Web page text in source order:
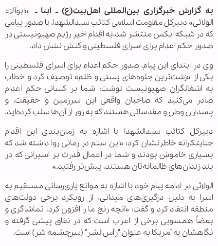
به گزارش خبرگزاری بین‌المللی اهل‌بیت(ع) ـ ابنا ـ«ابوآلاء
الولائی» دبیرکل مقاومت اسلامی کتائب سیدالشهدا، با صدور پیامی
که در شبکه ایکس منتشر شد،به اقدام اخیر رژیم صهیونیستی در
صدور حکم اعدام برای اسرای فلسطینی واکنش نشان داد.
وی در ابتدای این پیام، صدور حکم اعدام برای اسرای فلسطینی را
یکی از «زشت‌ترین جلوه‌های پستی و ظلم» توصیف کرد و خطاب
به اشغالگران صهیونیست نوشت: شما بر کسانی حکم اعدام
صادر می‌کنید که صاحبان واقعی این سرزمین و حقیقت، و
پاسداران وطن و مقدساتی هستند که به زور از آن‌ها سلب کرده‌اید.
دبیرکل کتائب سیدالشهدا با اشاره به زمان‌بندی این اقدام
جنایتکارانه خاطرنشان کرد: «این ستم در زمانی روا داشته شد که
بسیاری خاموش بودند و شما در اعمال قدرت بر اسیرانی که در
بند زندان‌های ظالمانه‌تان هستند، پیش‌تر رفتید.»
الولائی در ادامه پیام خود با اشاره به موانع یاری‌رسانی مستقیم به
اسرا به دلیل درگیری‌های میدانی، از رویکرد برخی دولت‌های
منطقه انتقاد کرد و گفت: «آنچه رنج ما را افزون کرد، تماشاگری و
بعضاً همسویی برخی از اعراب است که در نفاق پیشی گرفته و
نگاهشان به آمریکا به عنوان "رأس‌الشر" (سرچشمه شر) است.